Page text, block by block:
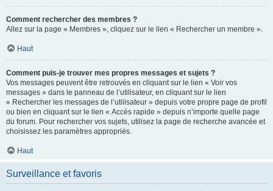
Comment rechercher des membres ?
Allez sur la page « Membres », cliquez sur le lien « Rechercher un membre ».
Haut
Comment puis-je trouver mes propres messages et sujets ?
Vos messages peuvent être retrouvés en cliquant sur le lien « Voir vos
messages » dans le panneau de l’utilisateur, en cliquant sur le lien
« Rechercher les messages de l’utilisateur » depuis votre propre page de profil
ou bien en cliquant sur le lien « Accès rapide » depuis n’importe quelle page
du forum. Pour rechercher vos sujets, utilisez la page de recherche avancée et
choisissez les paramètres appropriés.
Haut
Surveillance et favoris